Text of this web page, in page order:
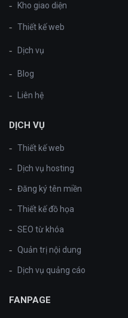
Kho giao diện
Thiết kế web
Dịch vụ
Blog
Liên hệ
DỊCH VỤ
Thiết kế web
Dịch vụ hosting
Đăng ký tên miền
Thiết kế đồ họa
SEO từ khóa
Quản trị nội dung
Dịch vụ quảng cáo
FANPAGE